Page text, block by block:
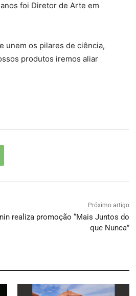
foi Diretor de Arte em
unem os pilares de ciência,
produtos iremos aliar
Próximo artigo
realiza promoção “Mais Juntos do
que Nunca”